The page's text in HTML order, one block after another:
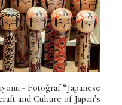
- Fotoğraf “Japanese
and Culture of Japan’s